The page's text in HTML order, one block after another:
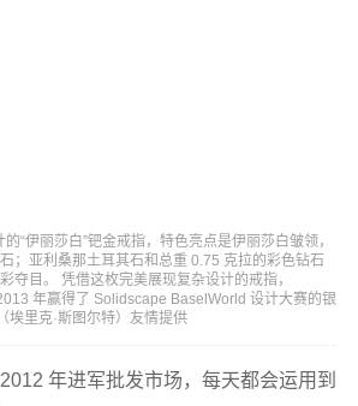
“伊丽莎白”钯金戒指，特色亮点是伊丽莎白皱领，
；亚利桑那土耳其石和总重 0.75 克拉的彩色钻石
夺目。 凭借这枚完美展现复杂设计的戒指，
年赢得了 Solidscape BaselWorld 设计大赛的银
埃里克·斯图尔特）友情提供
年进军批发市场，每天都会运用到